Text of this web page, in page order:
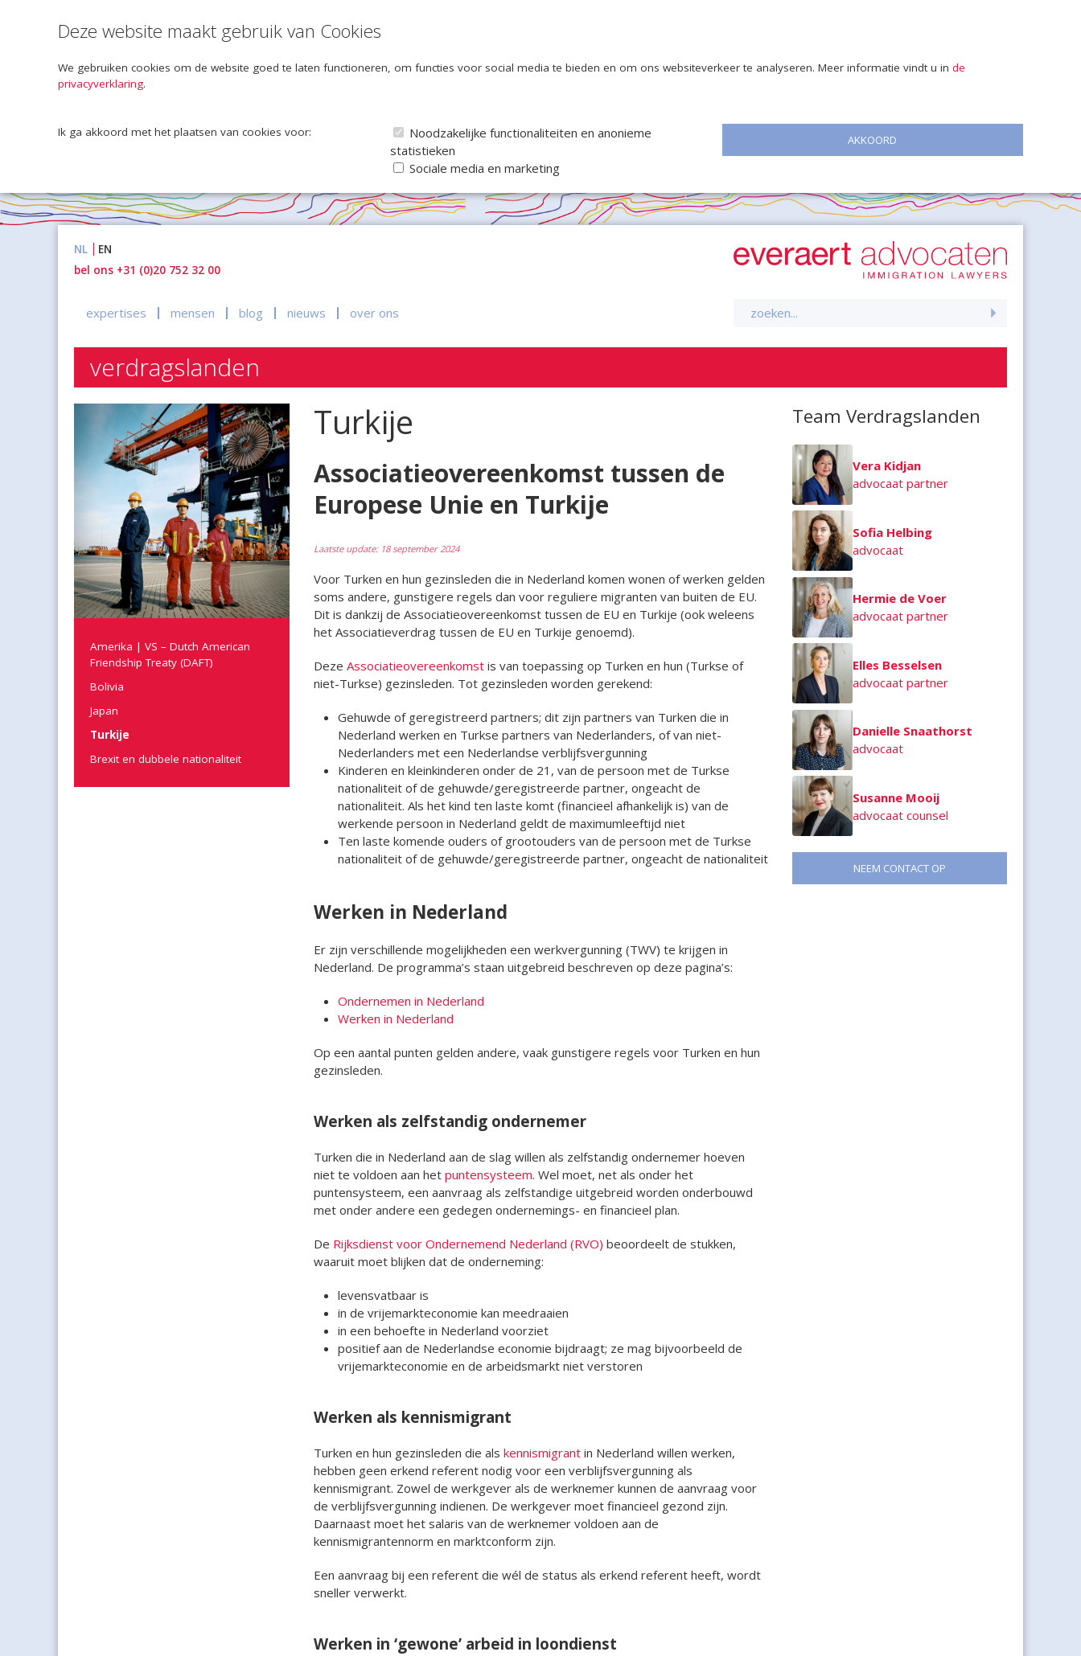
Deze website maakt gebruik van Cookies
We gebruiken cookies om de website goed te laten functioneren, om functies voor social media te bieden en om ons websiteverkeer te analyseren. Meer informatie vindt u in de
privacyverklaring.
Ik ga akkoord met het plaatsen van cookies voor:
Noodzakelijke functionaliteiten en anonieme
statistieken
Sociale media en marketing
AKKOORD
inhoud
NL
EN
bel ons +31 (0)20 752 32 00
expertises mensen blog nieuws over ons
Zoeken
verdragslanden
Amerika | VS – Dutch American
Friendship Treaty (DAFT)
Bolivia
Japan
Turkije
Brexit en dubbele nationaliteit
Turkije
Associatieovereenkomst tussen de
Europese Unie en Turkije
Laatste update: 18 september 2024
Voor Turken en hun gezinsleden die in Nederland komen wonen of werken gelden
soms andere, gunstigere regels dan voor reguliere migranten van buiten de EU.
Dit is dankzij de Associatieovereenkomst tussen de EU en Turkije (ook weleens
het Associatieverdrag tussen de EU en Turkije genoemd).
Deze Associatieovereenkomstis van toepassing op Turken en hun (Turkse of
niet-Turkse) gezinsleden. Tot gezinsleden worden gerekend:
Gehuwde of geregistreerd partners; dit zijn partners van Turken die in
Nederland werken en Turkse partners van Nederlanders, of van niet-
Nederlanders met een Nederlandse verblijfsvergunning
Kinderen en kleinkinderen onder de 21, van de persoon met de Turkse
nationaliteit of de gehuwde/geregistreerde partner, ongeacht de
nationaliteit. Als het kind ten laste komt (financieel afhankelijk is) van de
werkende persoon in Nederland geldt de maximumleeftijd niet
Ten laste komende ouders of grootouders van de persoon met de Turkse
nationaliteit of de gehuwde/geregistreerde partner, ongeacht de nationaliteit
Werken in Nederland
Er zijn verschillende mogelijkheden een werkvergunning (TWV) te krijgen in
Nederland. De programma’s staan uitgebreid beschreven op deze pagina’s:
Ondernemen in Nederland
Werken in Nederland
Op een aantal punten gelden andere, vaak gunstigere regels voor Turken en hun
gezinsleden.
Werken als zelfstandig ondernemer
Turken die in Nederland aan de slag willen als zelfstandig ondernemer hoeven
niet te voldoen aan het puntensysteem. Wel moet, net als onder het
puntensysteem, een aanvraag als zelfstandige uitgebreid worden onderbouwd
met onder andere een gedegen ondernemings- en financieel plan.
De Rijksdienst voor Ondernemend Nederland (RVO) beoordeelt de stukken,
waaruit moet blijken dat de onderneming:
levensvatbaar is
in de vrijemarkteconomie kan meedraaien
in een behoefte in Nederland voorziet
positief aan de Nederlandse economie bijdraagt; ze mag bijvoorbeeld de
vrijemarkteconomie en de arbeidsmarkt niet verstoren
Werken als kennismigrant
Turken en hun gezinsleden die als kennismigrantin Nederland willen werken,
hebben geen erkend referent nodig voor een verblijfsvergunning als
kennismigrant. Zowel de werkgever als de werknemer kunnen de aanvraag voor
de verblijfsvergunning indienen. De werkgever moet financieel gezond zijn.
Daarnaast moet het salaris van de werknemer voldoen aan de
kennismigrantennorm en marktconform zijn.
Een aanvraag bij een referent die wél de status als erkend referent heeft, wordt
sneller verwerkt.
Werken in ‘gewone’ arbeid in loondienst
Team Verdragslanden
Vera Kidjan
advocaat partner
Sofia Helbing
advocaat
Hermie de Voer
advocaat partner
Elles Besselsen
advocaat partner
Danielle Snaathorst
advocaat
Susanne Mooij
advocaat counsel
NEEM CONTACT OP